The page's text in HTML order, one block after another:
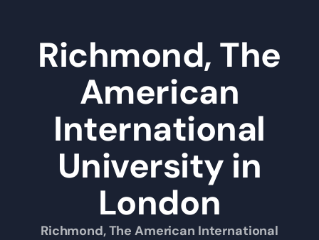
Richmond, The
American
International
University in
London
Richmond, The American International